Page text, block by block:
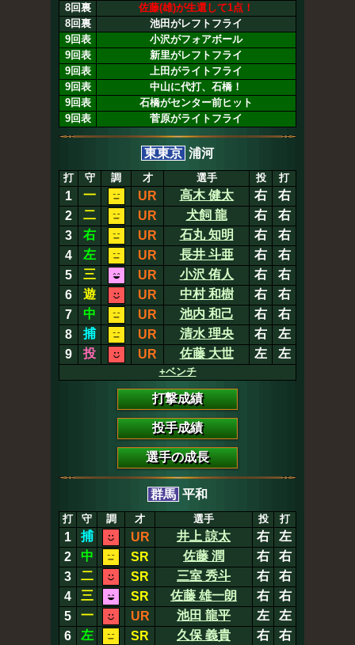
8回裏
佐藤(雄)が生還して1点！
8回裏
池田がレフトフライ
9回表
小沢がフォアボール
9回表
新里がレフトフライ
9回表
上田がライトフライ
9回表
中山に代打、石橋！
9回表
石橋がセンター前ヒット
9回表
菅原がライトフライ
東東京 浦河
打 守 調 才 選手 投 打
1 一 UR 高木 健太 右
右
2
二 UR 犬飼 龍 右
右
3
右 UR 石丸 知明 右
右
4
左 UR 長井 斗亜 右
右
5
三 UR 小沢 侑人 右
右
6
遊 UR 中村 和樹 右
右
7
中 UR 池内 和己 右
右
8
捕 UR 清水 理央 右
左
9
投 UR 佐藤 大世 左 左
+ベンチ
打撃成績
投手成績
選手の成長
群馬 平和
打 守 調 才 選手 投 打
1 捕 UR 井上 諒太 右
左
2
中 SR 佐藤 潤 右
右
3
二 SR 三室 秀斗 右
右
4
三 SR 佐藤 雄一朗 右
右
5
一 UR 池田 龍平 左
左
6
左 SR 久保 義貴 右 右